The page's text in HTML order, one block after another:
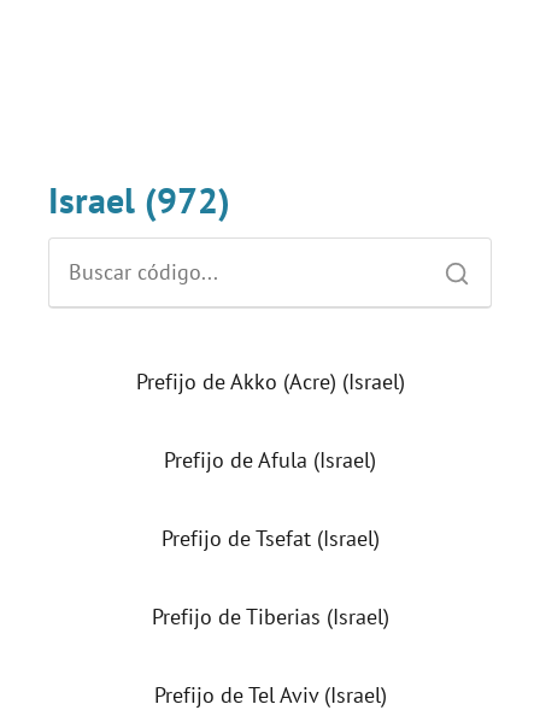
Israel (972)
Prefijo de Akko (Acre) (Israel)
Prefijo de Afula (Israel)
Prefijo de Tsefat (Israel)
Prefijo de Tiberias (Israel)
Prefijo de Tel Aviv (Israel)